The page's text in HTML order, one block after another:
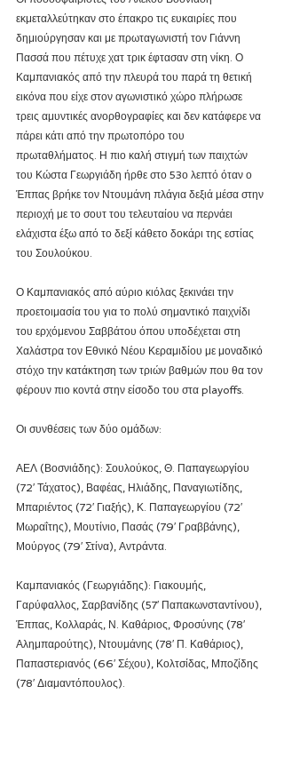
εκμεταλλεύτηκαν στο έπακρο τις ευκαιρίες που
δημιούργησαν και με πρωταγωνιστή τον Γιάννη
Πασσά που πέτυχε χατ τρικ έφτασαν στη νίκη. Ο
Καμπανιακός από την πλευρά του παρά τη θετική
εικόνα που είχε στον αγωνιστικό χώρο πλήρωσε
τρεις αμυντικές ανορθογραφίες και δεν κατάφερε να
πάρει κάτι από την πρωτοπόρο του
πρωταθλήματος. Η πιο καλή στιγμή των παιχτών
του Κώστα Γεωργιάδη ήρθε στο 53ο λεπτό όταν ο
Έππας βρήκε τον Ντουμάνη πλάγια δεξιά μέσα στην
περιοχή με το σουτ του τελευταίου να περνάει
ελάχιστα έξω από το δεξί κάθετο δοκάρι της εστίας
του Σουλούκου.
Ο Καμπανιακός από αύριο κιόλας ξεκινάει την
προετοιμασία του για το πολύ σημαντικό παιχνίδι
του ερχόμενου Σαββάτου όπου υποδέχεται στη
Χαλάστρα τον Εθνικό Νέου Κεραμιδίου με μοναδικό
στόχο την κατάκτηση των τριών βαθμών που θα τον
φέρουν πιο κοντά στην είσοδο του στα playoffs.
Οι συνθέσεις των δύο ομάδων:
ΑΕΛ (Βοσνιάδης): Σουλούκος, Θ. Παπαγεωργίου
(72′ Τάχατος), Βαφέας, Ηλιάδης, Παναγιωτίδης,
Μπαριέντος (72′ Γιαξής), Κ. Παπαγεωργίου (72′
Μωραΐτης), Μουτίνιο, Πασάς (79′ Γραββάνης),
Μούργος (79′ Στίνα), Αντράντα.
Καμπανιακός (Γεωργιάδης): Γιακουμής,
Γαρύφαλλος, Σαρβανίδης (57′ Παπακωνσταντίνου),
Έππας, Κολλαράς, Ν. Καθάριος, Φροσύνης (78′
Αλημπαρούτης), Ντουμάνης (78′ Π. Καθάριος),
Παπαστεριανός (66′ Σέχου), Κολτσίδας, Μποζίδης
(78′ Διαμαντόπουλος).